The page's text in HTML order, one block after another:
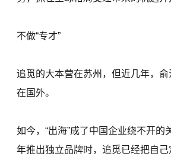
不做“专才”
追觅的大本营在苏州，但近几年，
在国外。
如今，“出海”成了中国企业绕不开的
年推出独立品牌时，追觅已经把自